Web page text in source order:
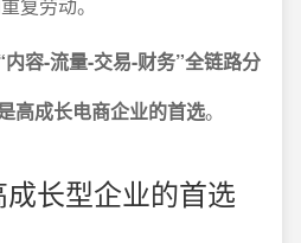
容-流量-交易-财务”全链路分
高成长电商企业的首选。
长型企业的首选